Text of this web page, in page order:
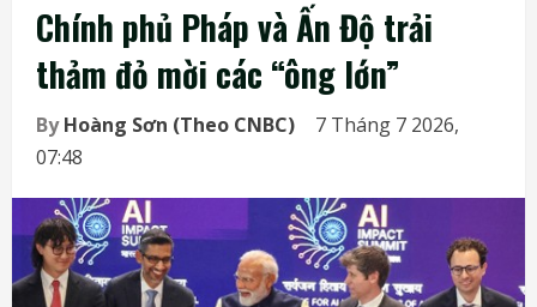
Chính phủ Pháp và Ấn Độ trải
thảm đỏ mời các “ông lớn”
ByHoàng Sơn (Theo CNBC)
7 Tháng 7 2026,
07:48